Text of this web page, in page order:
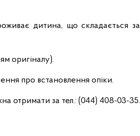
дитина, що складається за
оригіналу).
про встановлення опіки.
отримати за тел.: (044) 408-03-35.